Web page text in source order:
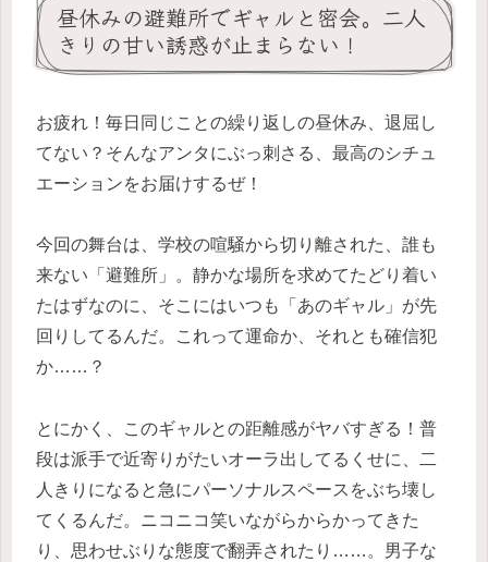
昼休みの避難所でギャルと密会。二人
きりの甘い誘惑が止まらない！
お疲れ！毎日同じことの繰り返しの昼休み、退屈し
てない？そんなアンタにぶっ刺さる、最高のシチュ
エーションをお届けするぜ！
今回の舞台は、学校の喧騒から切り離された、誰も
来ない「避難所」。静かな場所を求めてたどり着い
たはずなのに、そこにはいつも「あのギャル」が先
回りしてるんだ。これって運命か、それとも確信犯
か……？
とにかく、このギャルとの距離感がヤバすぎる！普
段は派手で近寄りがたいオーラ出してるくせに、二
人きりになると急にパーソナルスペースをぶち壊し
てくるんだ。ニコニコ笑いながらからかってきた
り、思わせぶりな態度で翻弄されたり……。男子な